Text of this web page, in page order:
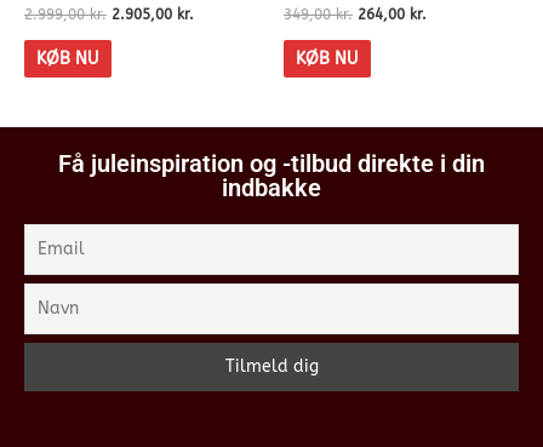
2.999,00kr. 2.905,00 kr.
KØB NU
349,00kr. 264,00 kr.
KØB NU
Få juleinspiration og -tilbud direkte i din
indbakke